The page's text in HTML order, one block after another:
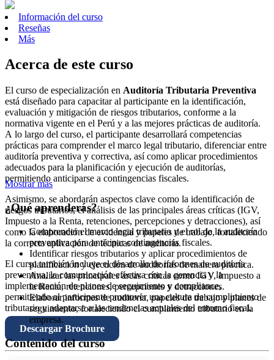
Información del curso
Reseñas
Más
Acerca de este curso
El curso de especialización en Auditoría Tributaria Preventiva
está diseñado para capacitar al participante en la identificación,
evaluación y mitigación de riesgos tributarios, conforme a la
normativa vigente en el Perú y a las mejores prácticas de auditoría.
A lo largo del curso, el participante desarrollará competencias
prácticas para comprender el marco legal tributario, diferenciar entre
auditoría preventiva y correctiva, así como aplicar procedimientos
adecuados para la planificación y ejecución de auditorías,
permitiendo anticiparse a contingencias fiscales.
Asimismo, se abordarán aspectos clave como la identificación de
riesgos tributarios, el análisis de las principales áreas críticas (IGV,
Impuesto a la Renta, retenciones, percepciones y detracciones), así
como la elaboración de evidencia y papeles de trabajo, fortaleciendo
la correcta aplicación de técnicas de auditoría.
El curso también incluye el desarrollo de informes de auditoría
preventiva, la comunicación efectiva con la gerencia y la
implementación de planes de seguimiento y compliance,
permitiendo al participante promover una cultura de cumplimiento
tributario y adaptarse a las tendencias actuales del entorno fiscal.
Descargar Brochure
Mostrar más
¿Qué aprenderás?
Comprender el marco legal tributario y el rol de la auditoría
preventiva para anticipar contingencias fiscales.
Identificar riesgos tributarios y aplicar procedimientos de
planificación y ejecución de auditorías de manera práctica.
Analizar las principales áreas críticas como IGV, Impuesto a
la Renta, retenciones, percepciones y detracciones.
Elaborar informes de auditoría, papeles de trabajo y planes de
seguimiento, fortaleciendo el cumplimiento tributario en la
empresa.
Contenido del curso